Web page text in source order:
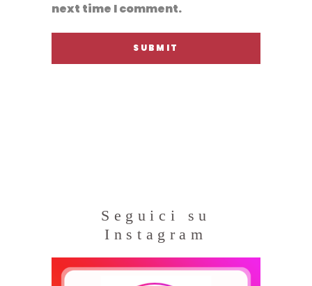
next time I comment.
Seguici su
Instagram